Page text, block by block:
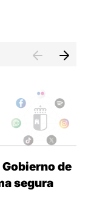
Gobierno de
segura